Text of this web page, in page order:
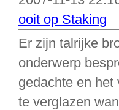
ooit op Staking
Er zijn talrijke
onderwerp
gedachte en
te verglazen